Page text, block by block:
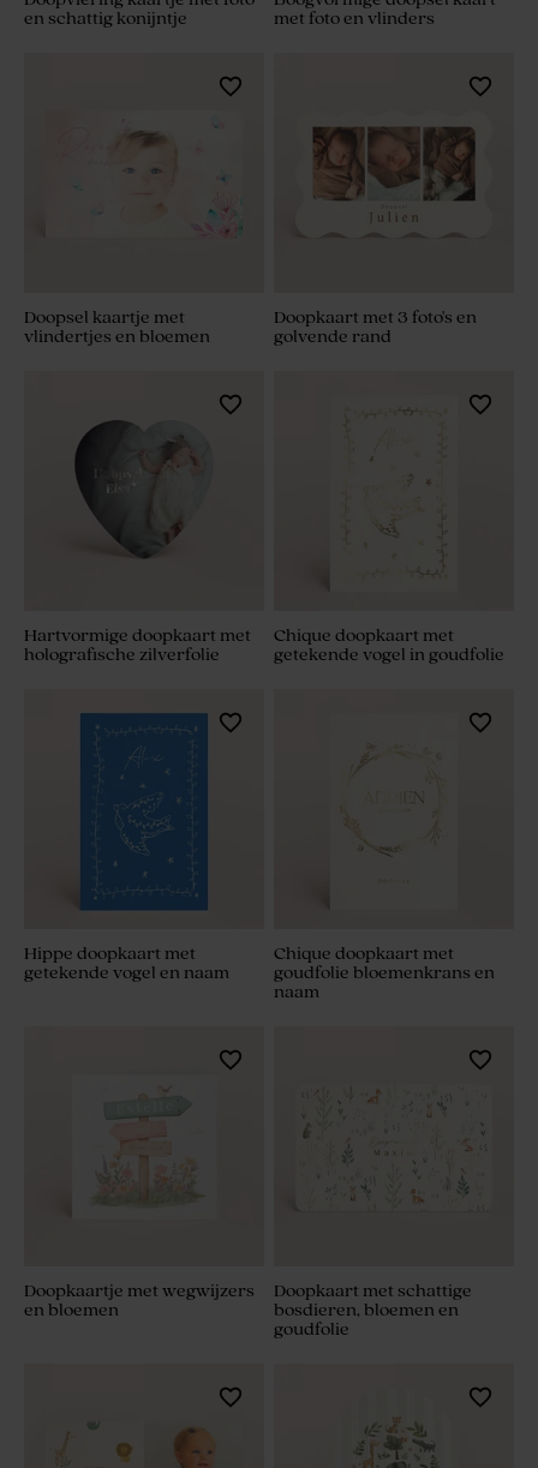
en schattig konijntje
met foto en vlinders
Doopsel kaartje met
vlindertjes en bloemen
Doopkaart met 3 foto's en
golvende rand
Hartvormige doopkaart met
holografische zilverfolie
Chique doopkaart met
getekende vogel in goudfolie
Hippe doopkaart met
getekende vogel en naam
Chique doopkaart met
goudfolie bloemenkrans en
naam
Doopkaartje met wegwijzers
en bloemen
Doopkaart met schattige
bosdieren, bloemen en
goudfolie